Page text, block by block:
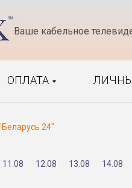
Ваше кабельное
ОПЛАТА
24"
11.08 12.08 13.08 14.08